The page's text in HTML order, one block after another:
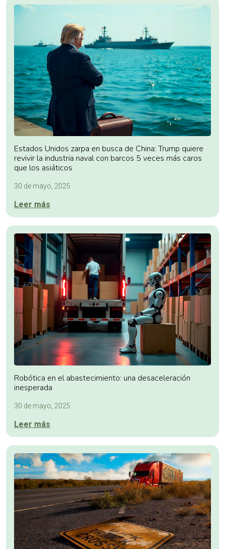
Estados Unidos zarpa en busca de China: Trump quiere
revivir la industria naval con barcos 5 veces más caros
que los asiáticos
30 de mayo, 2025
Leer más
Robótica en el abastecimiento: una desaceleración
inesperada
30 de mayo, 2025
Leer más